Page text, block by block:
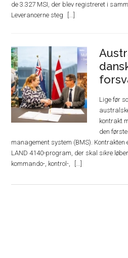
de 3.327 MSI, der blev registreret i
Leverancerne steg
Lige før
kontrakt
den
management system (BMS). Kontrakten
LAND 4140-program, der skal sikre
kommando-, kontrol-,